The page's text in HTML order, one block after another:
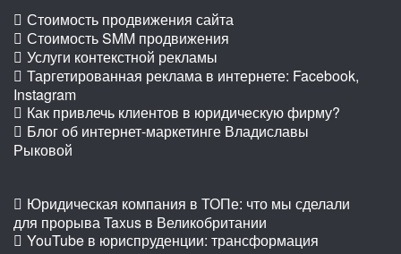
Стоимость продвижения сайта
Стоимость SMM продвижения
Услуги контекстной рекламы
Таргетированная реклама в интернете: Facebook,
Instagram
Как привлечь клиентов в юридическую фирму?
Блог об интернет-маркетинге Владиславы
Рыковой
Юридическая компания в ТОПе: что мы сделали
для прорыва Taxus в Великобритании
YouTube в юриспруденции: трансформация